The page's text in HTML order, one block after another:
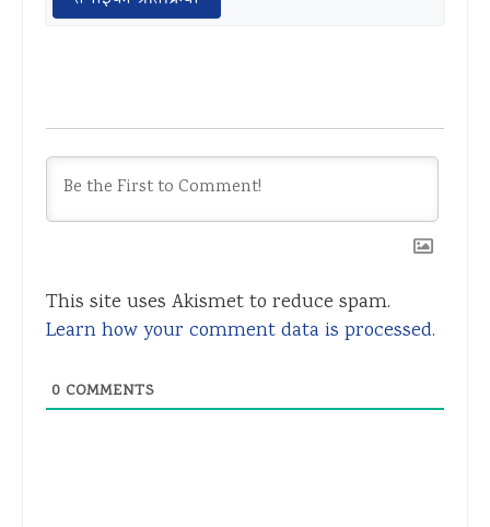
This site uses Akismet to reduce spam.
Learn how your comment data is processed.
0 COMMENTS